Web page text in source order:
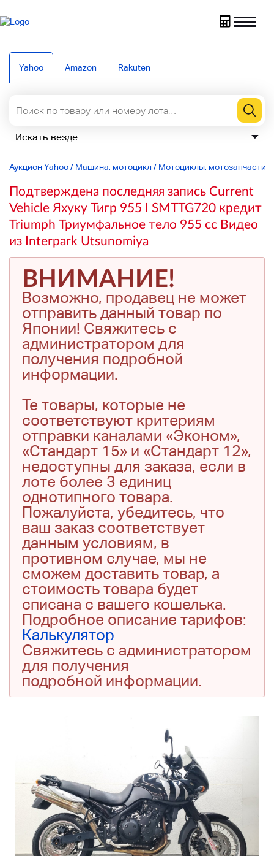
Yahoo Amazon Rakuten
Аукцион Yahoo/ Машина, мотоцикл / Мотоциклы, мотозапчасти
Подтверждена последняя запись Current
Vehicle Яхуку Тигр 955 I SMTTG720 кредит
Triumph Триумфальное тело 955 cc Видео
из Interpark Utsunomiya
ВНИМАНИЕ!
Возможно, продавец не может
отправить данный товар по
Японии! Свяжитесь с
администратором для
получения подробной
информации.
Те товары, которые не
соответствуют критериям
отправки каналами «Эконом»,
«Стандарт 15» и «Стандарт 12»,
недоступны для заказа, если в
лоте более 3 единиц
однотипного товара.
Пожалуйста, убедитесь, что
ваш заказ соответствует
данным условиям, в
противном случае, мы не
сможем доставить товар, а
стоимость товара будет
списана с вашего кошелька.
Подробное описание тарифов:
Калькулятор
Свяжитесь с администратором
для получения
подробной информации.